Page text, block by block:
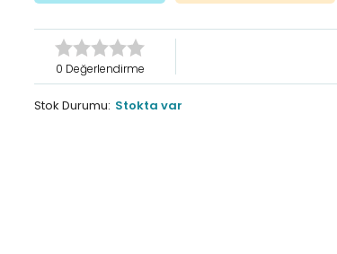
0 Değerlendirme
Stok Durumu: Stokta var